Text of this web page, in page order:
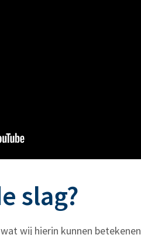
slag?
wij hierin kunnen